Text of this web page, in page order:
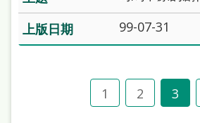
99-07-31
1 2 3